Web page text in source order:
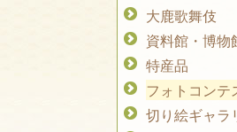
大鹿歌舞伎
資料館・博物
特産品
フォトコンテ
切り絵ギャラ